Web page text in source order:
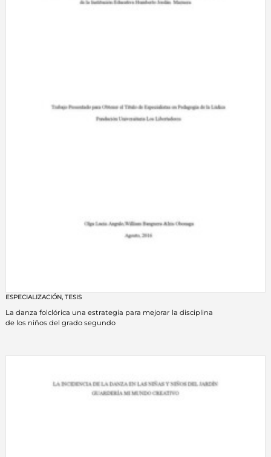
ESPECIALIZACIÓN, TESIS
La danza folclórica una estrategia para mejorar la disciplina
de los niños del grado segundo